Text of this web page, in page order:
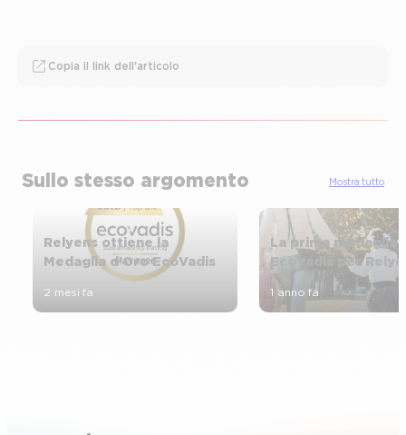
Copia il link dell'articolo
Sullo stesso argomento Mostra tutto
Relyens ottiene la
Medaglia d’Oro EcoVadis
2 mesi fa
La prima medaglia
EcoVadis per
1 anno fa